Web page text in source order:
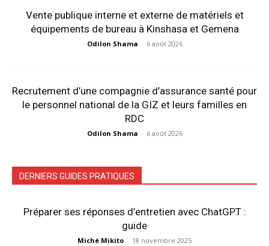
Vente publique interne et externe de matériels et
équipements de bureau à Kinshasa et Gemena
Odilon Shama - 6 août 2026
Recrutement d’une compagnie d’assurance santé pour
le personnel national de la GIZ et leurs familles en
RDC
Odilon Shama - 6 août 2026
DERNIERS GUIDES PRATIQUES
Préparer ses réponses d’entretien avec ChatGPT :
guide
Miché Mikito - 18 novembre 2025